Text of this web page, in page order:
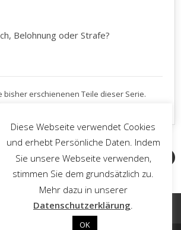
Belohnung oder Strafe?
bisher erschienenen Teile dieser Serie.
Next
Impressum Datenschutz
Diese Webseite verwendet Cookies
und erhebt Persönliche Daten. Indem
Sie unsere Webseite verwenden,
stimmen Sie dem grundsätzlich zu.
Mehr dazu in unserer
Datenschutzerklärung.
OK